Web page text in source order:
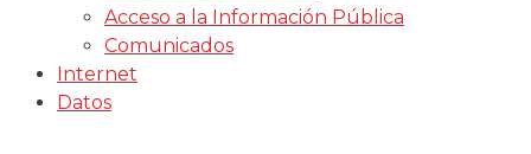
Acceso a la Información Pública
Comunicados
Internet
Datos